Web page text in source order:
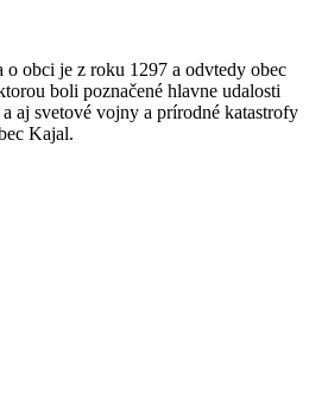
o obci je z roku 1297 a odvtedy obec
boli poznačené hlavne udalosti
aj svetové vojny a prírodné katastrofy
Kajal.